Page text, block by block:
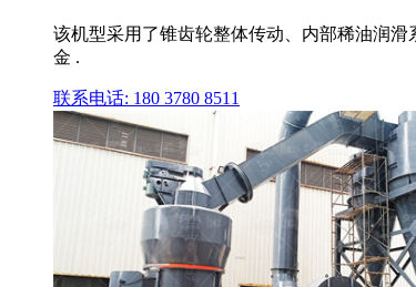
该机型采用了锥齿轮整体传动、内部稀油润
金 .
联系电话: 180 3780 8511